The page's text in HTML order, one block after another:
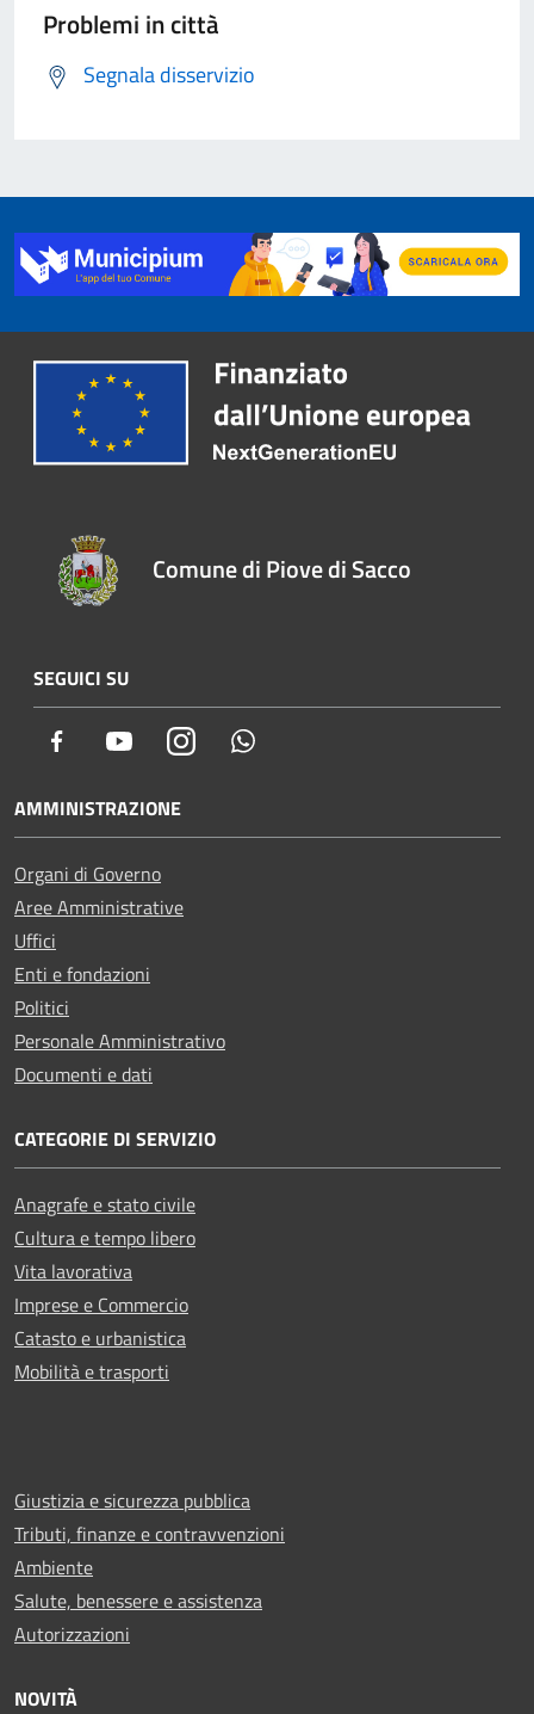
Problemi in città
Segnala disservizio
Comune di Piove di Sacco
SEGUICI SU
Facebook YoutubeInstagram
AMMINISTRAZIONE
Organi di Governo
Aree Amministrative
Uffici
Enti e fondazioni
Politici
Personale Amministrativo
Documenti e dati
CATEGORIE DI SERVIZIO
Anagrafe e stato civile
Cultura e tempo libero
Vita lavorativa
Imprese e Commercio
Catasto e urbanistica
Mobilità e trasporti
Giustizia e sicurezza pubblica
Tributi, finanze e contravvenzioni
Ambiente
Salute, benessere e assistenza
Autorizzazioni
NOVITÀ